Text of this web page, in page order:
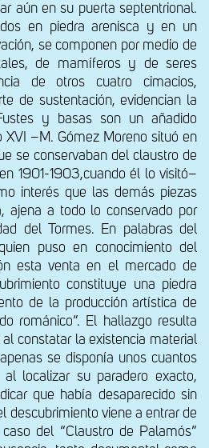
aún en su puerta septentrional.
en piedra arenisca y en un
se componen por medio de
de mamíferos y de seres
de otros cuatro cimacios,
de sustentación, evidencian la
y basas son un añadido
XVI –M. Gómez Moreno situó en
se conservaban del claustro de
1901-1903,cuando él lo visitó–
interés que las demás piezas
ajena a todo lo conservado por
del Tormes. En palabras del
puso en conocimiento del
esta venta en el mercado de
constituye una piedra
de la producción artística de
románico”. El hallazgo resulta
constatar la existencia material
se disponía unos cuantos
localizar su paradero exacto,
que había desaparecido sin
descubrimiento viene a entrar de
del “Claustro de Palamós”